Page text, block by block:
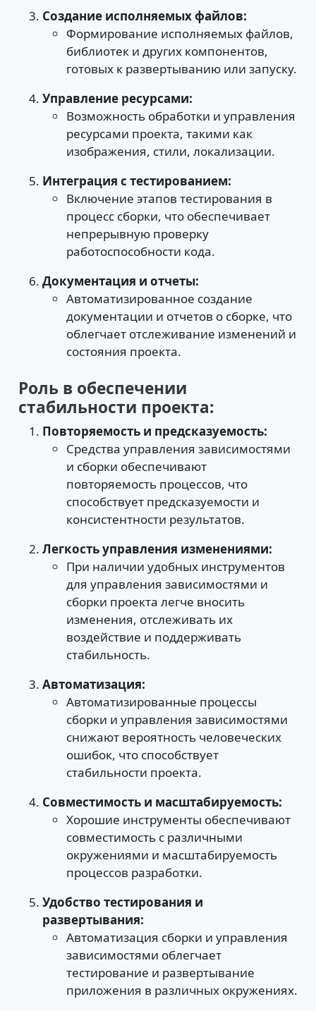
Создание исполняемых файлов:
Формирование исполняемых файлов,
библиотек и других компонентов,
готовых к развертыванию или запуску.
Управление ресурсами:
Возможность обработки и управления
ресурсами проекта, такими как
изображения, стили, локализации.
Интеграция с тестированием:
Включение этапов тестирования в
процесс сборки, что обеспечивает
непрерывную проверку
работоспособности кода.
Документация и отчеты:
Автоматизированное создание
документации и отчетов о сборке, что
облегчает отслеживание изменений и
состояния проекта.
Роль в обеспечении
стабильности проекта:
Повторяемость и предсказуемость:
Средства управления зависимостями
и сборки обеспечивают
повторяемость процессов, что
способствует предсказуемости и
консистентности результатов.
Легкость управления изменениями:
При наличии удобных инструментов
для управления зависимостями и
сборки проекта легче вносить
изменения, отслеживать их
воздействие и поддерживать
стабильность.
Автоматизация:
Автоматизированные процессы
сборки и управления зависимостями
снижают вероятность человеческих
ошибок, что способствует
стабильности проекта.
Совместимость и масштабируемость:
Хорошие инструменты обеспечивают
совместимость с различными
окружениями и масштабируемость
процессов разработки.
Удобство тестирования и
развертывания:
Автоматизация сборки и управления
зависимостями облегчает
тестирование и развертывание
приложения в различных окружениях.